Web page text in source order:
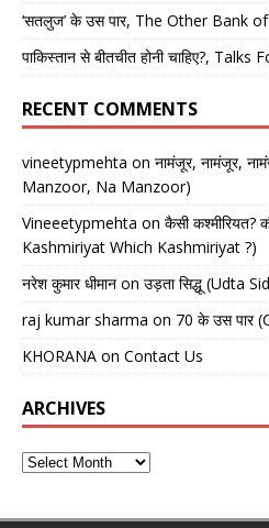
‘सतलुज’ के उस पार, The Other Bank of
पाकिस्तान से बीतचीत होनी चाहिए?, Talks
RECENT COMMENTS
vineetypmehta on नामंजूर, नामंजूर,
Manzoor, Na Manzoor)
Vineeetypmehta on कैसी कश्मीरियत?
Kashmiriyat Which Kashmiriyat ?)
नरेश कुमार धीमान on उड़ता सिद्धू (Udta
raj kumar sharma on 70 के उस पार
KHORANA on Contact Us
ARCHIVES